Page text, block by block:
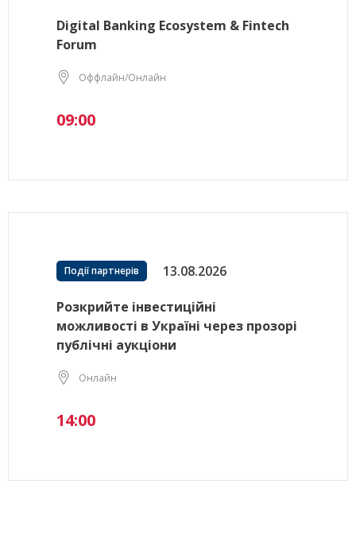
Digital Banking Ecosystem & Fintech
Forum
Оффлайн/Онлайн
09:00
Події партнерів 13.08.2026
Розкрийте інвестиційні
можливості в Україні через прозорі
публічні аукціони
Онлайн
14:00